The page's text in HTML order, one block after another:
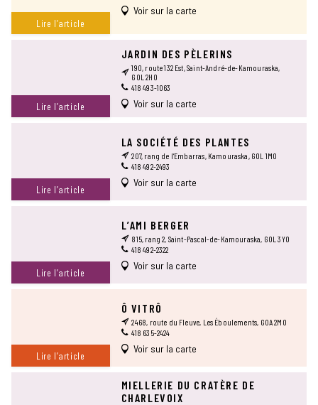
Lire l’article
Voir sur la carte
Lire l’article
JARDIN DES PÈLERINS
190, route 132 Est, Saint-André-de-Kamouraska,
G0L 2H0
418 493-1063
Voir sur la carte
Lire l’article
LA SOCIÉTÉ DES PLANTES
207, rang de l’Embarras, Kamouraska, G0L 1M0
418 492-2493
Voir sur la carte
Lire l’article
L’AMI BERGER
815, rang 2, Saint-Pascal-de-Kamouraska, G0L 3Y0
418 492-2322
Voir sur la carte
Lire l’article
Ô VITRÔ
2468, route du Fleuve, Les Éboulements, G0A 2M0
418 635-2424
Voir sur la carte
MIELLERIE DU CRATÈRE DE
CHARLEVOIX